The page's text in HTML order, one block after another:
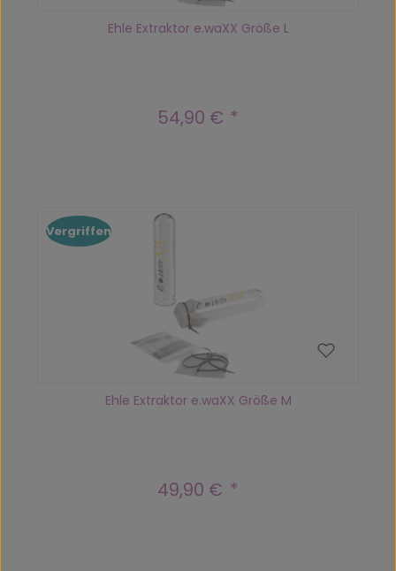
Ehle Extraktor e.waXX Größe L
Regulärer Preis:
54,90 €
Vergriffen
Ehle Extraktor e.waXX Größe M
Regulärer Preis:
49,90 €